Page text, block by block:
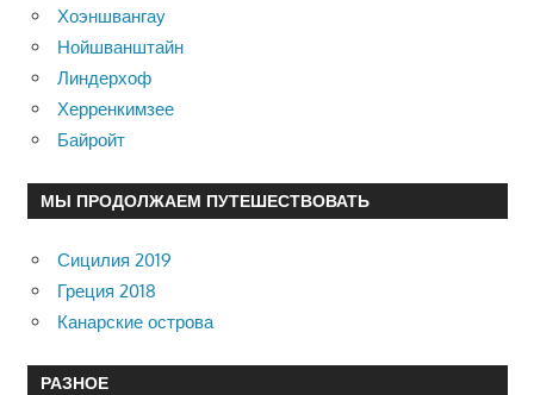
Хоэншвангау
Нойшванштайн
Линдерхоф
Херренкимзее
Байройт
МЫ ПРОДОЛЖАЕМ ПУТЕШЕСТВОВАТЬ
Сицилия 2019
Греция 2018
Канарские острова
РАЗНОЕ